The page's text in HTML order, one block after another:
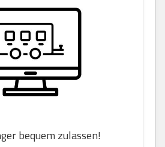
bequem zulassen!